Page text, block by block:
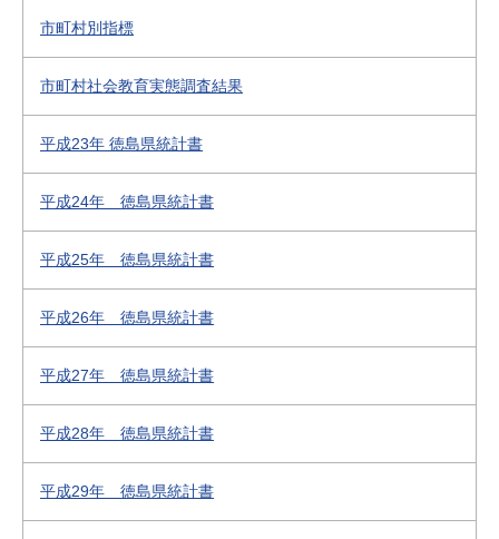
市町村別指標
市町村社会教育実態調査結果
平成23年 徳島県統計書
平成24年 徳島県統計書
平成25年 徳島県統計書
平成26年 徳島県統計書
平成27年 徳島県統計書
平成28年 徳島県統計書
平成29年 徳島県統計書